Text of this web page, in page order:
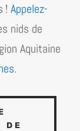
! Appelez-
nids de
Aquitaine
.
DE